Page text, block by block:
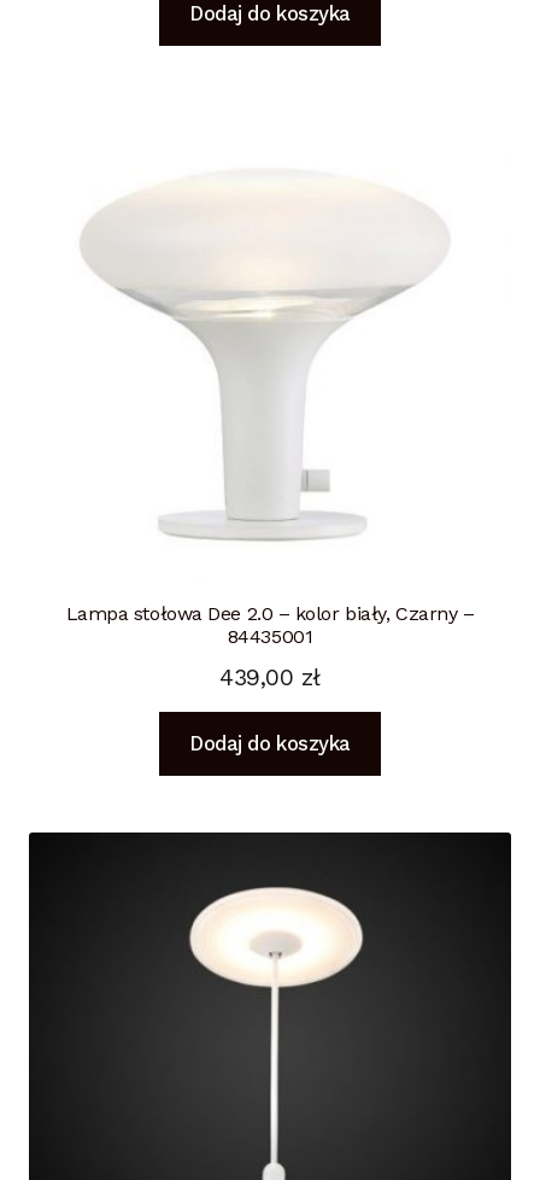
Dodaj do koszyka
Lampa stołowa Dee 2.0 – kolor biały, Czarny –
84435001
439,00 zł
Dodaj do koszyka